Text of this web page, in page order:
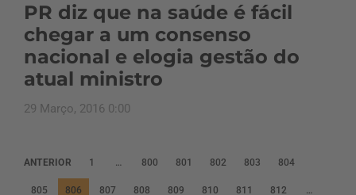
PR diz que na saúde é fácil
chegar a um consenso
nacional e elogia gestão do
atual ministro
29 Março, 2016 0:00
P
a
ANTERIOR 1 … 800 801 802 803 804
805 806 807 808 809 810 811 812 …